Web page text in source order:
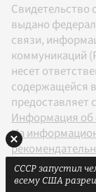
выдано
связи,
коммуникаций
несет
содержащейся
Информация об
На
Правилами
СССР запустил
всему США